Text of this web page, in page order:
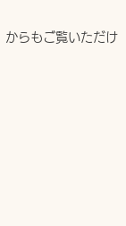
からもご覧いただけ